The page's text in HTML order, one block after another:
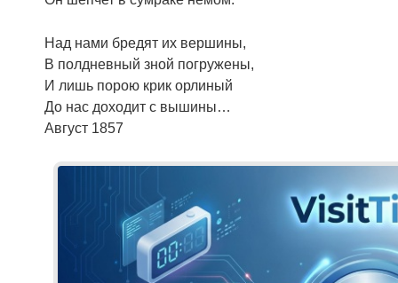
Над нами бредят их вершины,
В полдневный зной погружены,
И лишь порою крик орлиный
До нас доходит с вышины…
Август 1857